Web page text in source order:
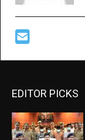
EDITOR PICKS